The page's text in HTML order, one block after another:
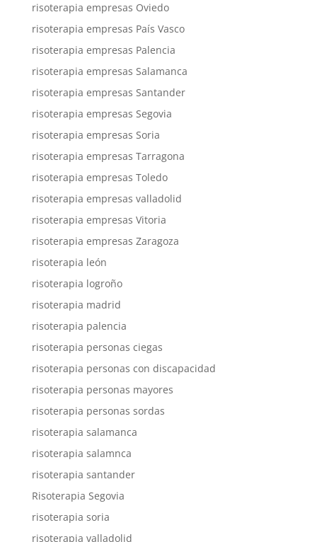
risoterapia empresas Oviedo
risoterapia empresas País Vasco
risoterapia empresas Palencia
risoterapia empresas Salamanca
risoterapia empresas Santander
risoterapia empresas Segovia
risoterapia empresas Soria
risoterapia empresas Tarragona
risoterapia empresas Toledo
risoterapia empresas valladolid
risoterapia empresas Vitoria
risoterapia empresas Zaragoza
risoterapia león
risoterapia logroño
risoterapia madrid
risoterapia palencia
risoterapia personas ciegas
risoterapia personas con discapacidad
risoterapia personas mayores
risoterapia personas sordas
risoterapia salamanca
risoterapia salamnca
risoterapia santander
Risoterapia Segovia
risoterapia soria
risoterapia valladolid